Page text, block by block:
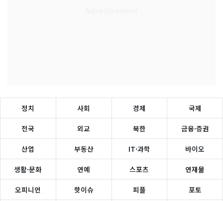
정치 사회 경제 국제
전국 외교 북한 금융·증권
산업 부동산 IT·과학 바이오
생활·문화 연예 스포츠 연재물
오피니언 핫이슈 피플 포토